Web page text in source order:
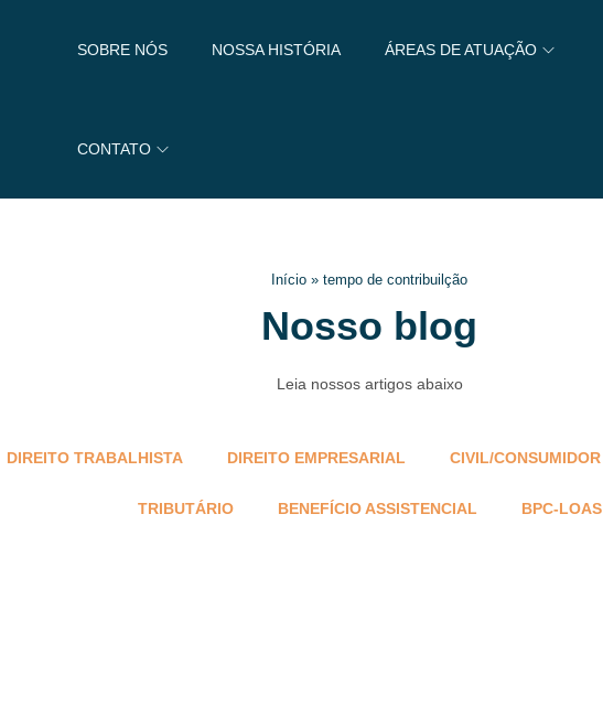
SOBRE NÓS NOSSA HISTÓRIA ÁREAS DE ATUAÇÃO
CONTATO
Início » tempo de contribuilção
Nosso blog
Leia nossos artigos abaixo
DIREITO TRABALHISTA DIREITO EMPRESARIAL CIVIL/CONSUMIDOR
TRIBUTÁRIO BENEFÍCIO ASSISTENCIAL BPC-LOAS